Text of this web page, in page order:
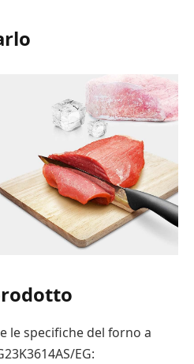
le specifiche del forno a
EG: